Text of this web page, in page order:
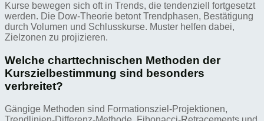
Kurse bewegen sich oft in Trends, die tendenziell fortgesetzt
werden. Die Dow-Theorie betont Trendphasen, Bestätigung
durch Volumen und Schlusskurse. Muster helfen dabei,
Zielzonen zu projizieren.
Welche charttechnischen Methoden der
Kurszielbestimmung sind besonders
verbreitet?
Gängige Methoden sind Formationsziel-Projektionen,